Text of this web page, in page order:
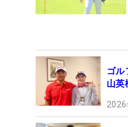
ゴ
山英